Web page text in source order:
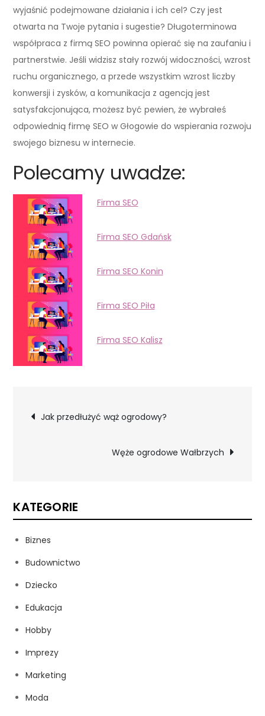
wyjaśnić podejmowane działania i ich cel? Czy jest
otwarta na Twoje pytania i sugestie? Długoterminowa
współpraca z firmą SEO powinna opierać się na zaufaniu i
partnerstwie. Jeśli widzisz stały rozwój widoczności, wzrost
ruchu organicznego, a przede wszystkim wzrost liczby
konwersji i zysków, a komunikacja z agencją jest
satysfakcjonująca, możesz być pewien, że wybrałeś
odpowiednią firmę SEO w Głogowie do wspierania rozwoju
swojego biznesu w internecie.
Polecamy uwadze:
Firma SEO
Firma SEO Gdańsk
Firma SEO Konin
Firma SEO Piła
Firma SEO Kalisz
Nawigacja
Jak przedłużyć wąż ogrodowy?
Węże ogrodowe Wałbrzych
KATEGORIE
Biznes
Budownictwo
Dziecko
Edukacja
Hobby
Imprezy
Marketing
Moda